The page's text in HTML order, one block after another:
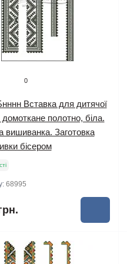
0
Вставка для дитячої
полотно, біла.
вишиванка. Заготовка
бісером
68995